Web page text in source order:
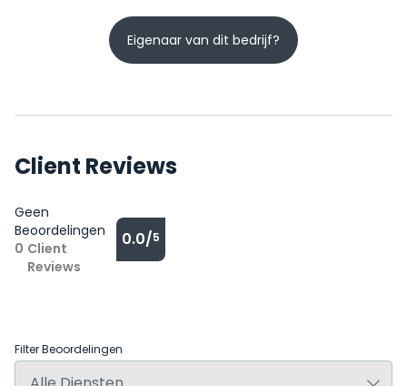
Eigenaar van dit bedrijf?
Client Reviews
Geen
Beoordelingen
0 Client
Reviews
0.0/5
Filter Beoordelingen